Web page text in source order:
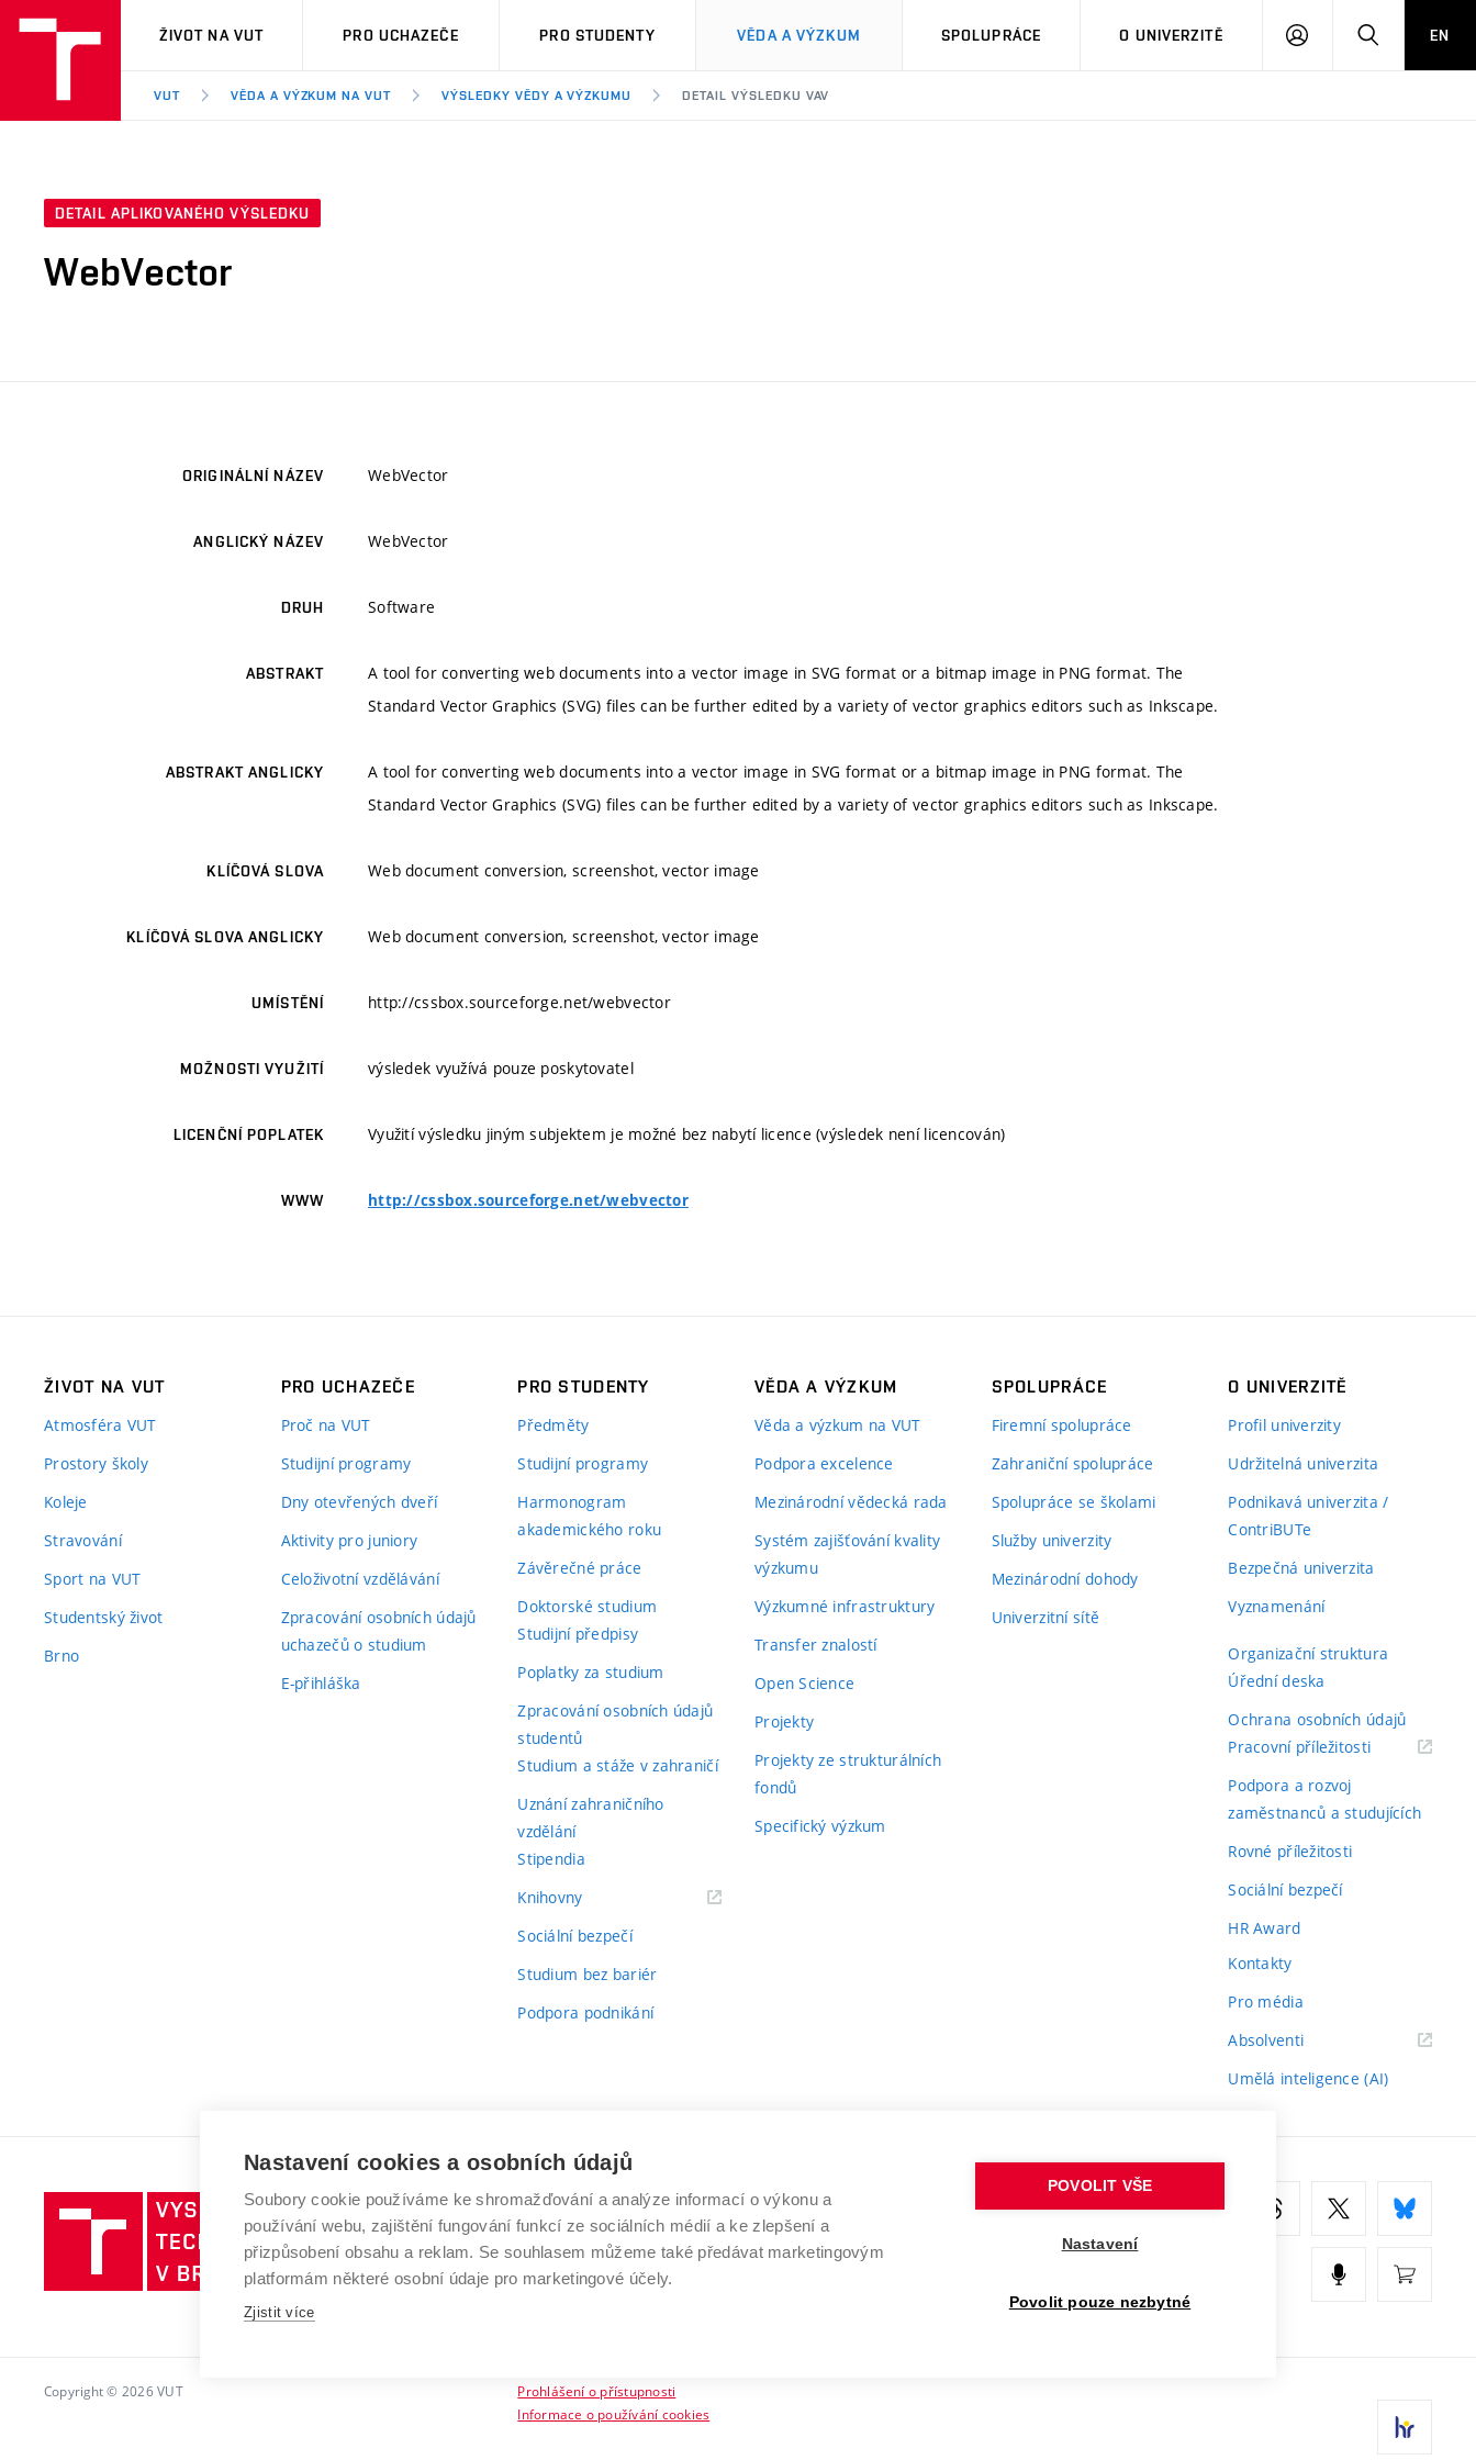
VUT
ŽIVOT NA VUT PRO UCHAZEČE PRO STUDENTY VĚDA A VÝZKUM SPOLUPRÁCE O UNIVERZITĚ
PŘIHLÁSIT HLEDATEN
VUT VĚDA A VÝZKUM NA VUT VÝSLEDKY VĚDY A VÝZKUMU DETAIL VÝSLEDKU VAV
DETAIL APLIKOVANÉHO VÝSLEDKU
WebVector
ORIGINÁLNÍ NÁZEV WebVector
ANGLICKÝ NÁZEV WebVector
DRUH Software
ABSTRAKT
A tool for converting web documents into a vector image in SVG format or a bitmap image in PNG format. The
Standard Vector Graphics (SVG) files can be further edited by a variety of vector graphics editors such as Inkscape.
ABSTRAKT ANGLICKY
A tool for converting web documents into a vector image in SVG format or a bitmap image in PNG format. The
Standard Vector Graphics (SVG) files can be further edited by a variety of vector graphics editors such as Inkscape.
KLÍČOVÁ SLOVA Web document conversion, screenshot, vector image
KLÍČOVÁ SLOVA ANGLICKY Web document conversion, screenshot, vector image
UMÍSTĚNÍ http://cssbox.sourceforge.net/webvector
MOŽNOSTI VYUŽITÍ výsledek využívá pouze poskytovatel
LICENČNÍ POPLATEK Využití výsledku jiným subjektem je možné bez nabytí licence (výsledek není licencován)
WWW http://cssbox.sourceforge.net/webvector
ŽIVOT NA VUT
Atmosféra VUT
Prostory školy
Koleje
Stravování
Sport na VUT
Studentský život
Brno
PRO UCHAZEČE
Proč na VUT
Studijní programy
Dny otevřených dveří
Aktivity pro juniory
Celoživotní vzdělávání
Zpracování osobních údajů
uchazečů o studium
E-přihláška
PRO STUDENTY
Předměty
Studijní programy
Harmonogram
akademického roku
Závěrečné práce
Doktorské studium
Studijní předpisy
Poplatky za studium
Zpracování osobních údajů
studentů
Studium a stáže v zahraničí
Uznání zahraničního
vzdělání
Stipendia
Knihovny(externí
Sociální bezpečí
Studium bez bariér
Podpora podnikání
VĚDA A VÝZKUM
Věda a výzkum na VUT
Podpora excelence
Mezinárodní vědecká rada
Systém zajišťování kvality
výzkumu
Výzkumné infrastruktury
Transfer znalostí
Open Science
Projekty
Projekty ze strukturálních
fondů
Specifický výzkum
SPOLUPRÁCE
Firemní spolupráce
Zahraniční spolupráce
Spolupráce se školami
Služby univerzity
Mezinárodní dohody
Univerzitní sítě
O UNIVERZITĚ
Profil univerzity
Udržitelná univerzita
Podnikavá univerzita /
ContriBUTe
Bezpečná univerzita
Vyznamenání
Organizační struktura
Úřední deska
Ochrana osobních údajů
Pracovní příležitosti(externí
Podpora a rozvoj
zaměstnanců a studujících
Rovné příležitosti
Sociální bezpečí
HR Award
Kontakty
Pro média
Absolventi(externí
Umělá inteligence (AI)
Vysoké
učení
technické
v
VYSOKÉ UČENÍ TECHNICKÉ V BRNĚ
Antonínská 548/1
602 00 Brno
www.vut.cz
Copyright © 2026 VUT
Prohlášení o přístupnosti
Informace o používání cookies
Nastavení cookies a osobních údajů
Soubory cookie používáme ke shromažďování a analýze informací o výkonu a
používání webu, zajištění fungování funkcí ze sociálních médií a ke zlepšení a
přizpůsobení obsahu a reklam. Se souhlasem můžeme také předávat marketingovým
platformám některé osobní údaje pro marketingové účely.
Zjistit více
POVOLIT VŠE
Nastavení
Povolit pouze nezbytné